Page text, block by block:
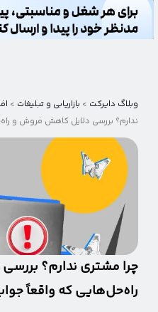
وبلاگدایرکت
وبلاگ دایرکت> بازاریابی و تبلیغات>
ندارم؟ بررسی دلایل کاهش فروش و
چرا مشتری ندارم؟
راه‌حل‌هایی که واقعاً